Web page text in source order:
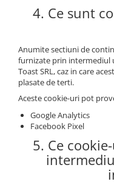
4. Ce sunt
Anumite sectiuni de
furnizate prin intermediul
Toast SRL, caz in care
plasate de terti.
Aceste cookie-uri pot
Google Analytics
Facebook Pixel
5. Ce